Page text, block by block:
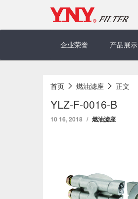
企业荣誉
产品展示
首页 燃油滤座 正文
YLZ-F-0016-B
10 16, 2018 燃油滤座